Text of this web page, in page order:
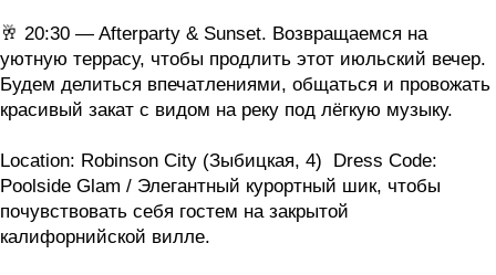
🥂 20:30 — Afterparty & Sunset. Возвращаемся на
уютную террасу, чтобы продлить этот июльский вечер.
Будем делиться впечатлениями, общаться и провожать
красивый закат с видом на реку под лёгкую музыку.
Location: Robinson City (Зыбицкая, 4)
Dress Code:
Poolside Glam / Элегантный курортный шик, чтобы
почувствовать себя гостем на закрытой
калифорнийской вилле.